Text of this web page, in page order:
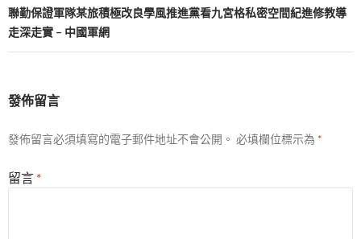
覽
聯勤保證軍隊某旅積極改良學風推進黨看九宮格私密空間紀進修教導
走深走實 – 中國軍網
發佈留言
發佈留言必須填寫的電子郵件地址不會公開。 必填欄位標示為 *
留言 *